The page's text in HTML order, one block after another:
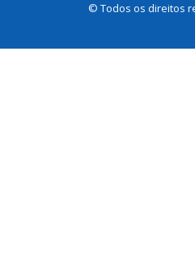
© Todos os direitos